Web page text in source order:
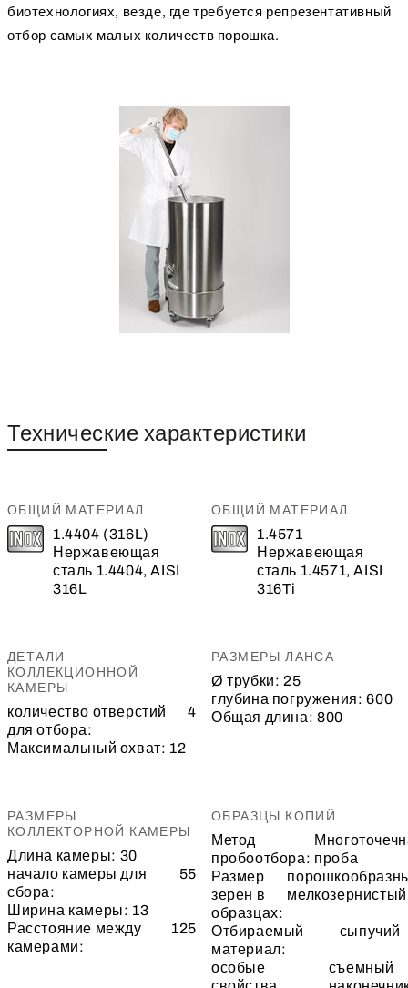
биотехнологиях, везде, где требуется репрезентативный
отбор самых малых количеств порошка.
Технические характеристики
ОБЩИЙ МАТЕРИАЛ
1.4404 (316L)
Нержавеющая
сталь 1.4404, AISI
316L
ОБЩИЙ МАТЕРИАЛ
1.4571
Нержавеющая
сталь 1.4571, AISI
316Ti
ДЕТАЛИ
КОЛЛЕКЦИОННОЙ
КАМЕРЫ
количество отверстий
для отбора:
4
Максимальный охват: 12
РАЗМЕРЫ ЛАНСА
Ø трубки: 25
глубина погружения: 600
Общая длина: 800
РАЗМЕРЫ
КОЛЛЕКТОРНОЙ КАМЕРЫ
Длина камеры: 30
начало камеры для
сбора:
55
Ширина камеры: 13
Расстояние между
камерами:
125
ОБРАЗЦЫ КОПИЙ
Метод
пробоотбора: проба
Размер
зерен в
образцах:
мелкозернистый
Отбираемый
материал:
сыпучий
особые
съемный